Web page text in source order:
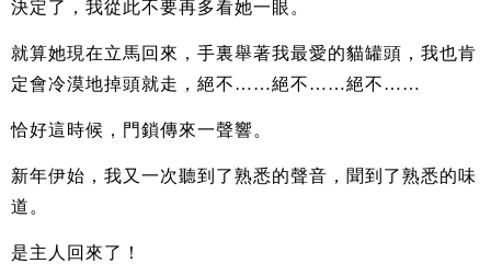
決定了，我從此不要再多看她一眼。
就算她現在立馬回來，手裏舉著我最愛的貓罐頭，我也肯
定會冷漠地掉頭就走，絕不……絕不……絕不……
恰好這時候，門鎖傳來一聲響。
新年伊始，我又一次聽到了熟悉的聲音，聞到了熟悉的味
道。
是主人回來了！